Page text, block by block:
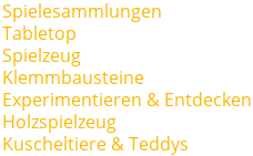
Spielesammlungen
Tabletop
Spielzeug
Klemmbausteine
Experimentieren & Entdecken
Holzspielzeug
Kuscheltiere & Teddys